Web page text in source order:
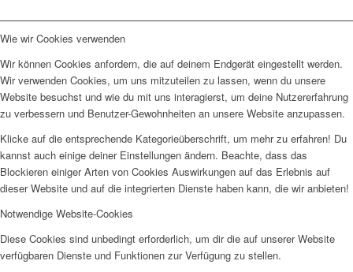
Wie wir Cookies verwenden
Wir können Cookies anfordern, die auf deinem Endgerät eingestellt werden.
Wir verwenden Cookies, um uns mitzuteilen zu lassen, wenn du unsere
Website besuchst und wie du mit uns interagierst, um deine Nutzererfahrung
zu verbessern und Benutzer-Gewohnheiten an unsere Website anzupassen.
Klicke auf die entsprechende Kategorieüberschrift, um mehr zu erfahren! Du
kannst auch einige deiner Einstellungen ändern. Beachte, dass das
Blockieren einiger Arten von Cookies Auswirkungen auf das Erlebnis auf
dieser Website und auf die integrierten Dienste haben kann, die wir anbieten!
Notwendige Website-Cookies
Diese Cookies sind unbedingt erforderlich, um dir die auf unserer Website
verfügbaren Dienste und Funktionen zur Verfügung zu stellen.